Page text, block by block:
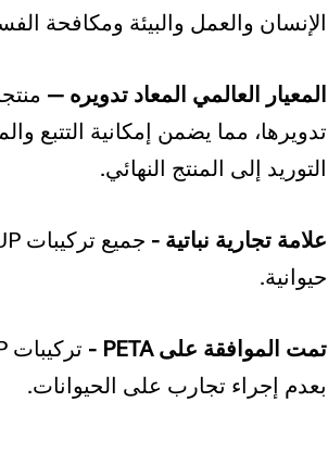
الإنسان والعمل والبيئة ومكافحة
المعيار العالمي المعاد تدويره —
تدويرها، مما يضمن إمكانية التتبع
التوريد إلى المنتج النهائي.
علامة تجارية نباتية -
حيوانية.
تمت الموافقة على PETA -
بعدم إجراء تجارب على الحيوانات.